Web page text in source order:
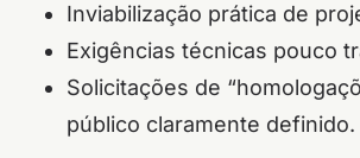
Inviabilização prática de
Exigências técnicas pouco
Solicitações de
público claramente definido.